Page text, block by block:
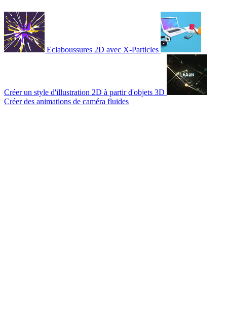
Eclaboussures 2D avec X-Particles
Créer un style d'illustration 2D à partir d'objets 3D
Créer des animations de caméra fluides